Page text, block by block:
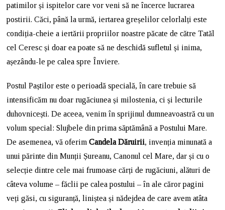
patimilor și ispitelor care vor veni să ne încerce lucrarea
postirii. Căci, până la urmă, iertarea greșelilor celorlalți este
condiția-cheie a iertării propriilor noastre păcate de către Tatăl
cel Ceresc și doar ea poate să ne deschidă sufletul și inima,
așezându-le pe calea spre Înviere.
Postul Paștilor este o perioadă specială, în care trebuie să
intensificăm nu doar rugăciunea și milostenia, ci și lecturile
duhovnicești. De aceea, venim în sprijinul dumneavoastră cu un
volum special: Slujbele din prima săptămână a Postului Mare.
De asemenea, vă oferimCandela Dăruirii, invenția minunată a
unui părinte din Munții Șureanu, Canonul cel Mare, dar și cu o
selecție dintre cele mai frumoase cărți de rugăciuni, alături de
câteva volume – făclii pe calea postului – în ale căror pagini
veți găsi, cu siguranță, liniștea și nădejdea de care avem atâta